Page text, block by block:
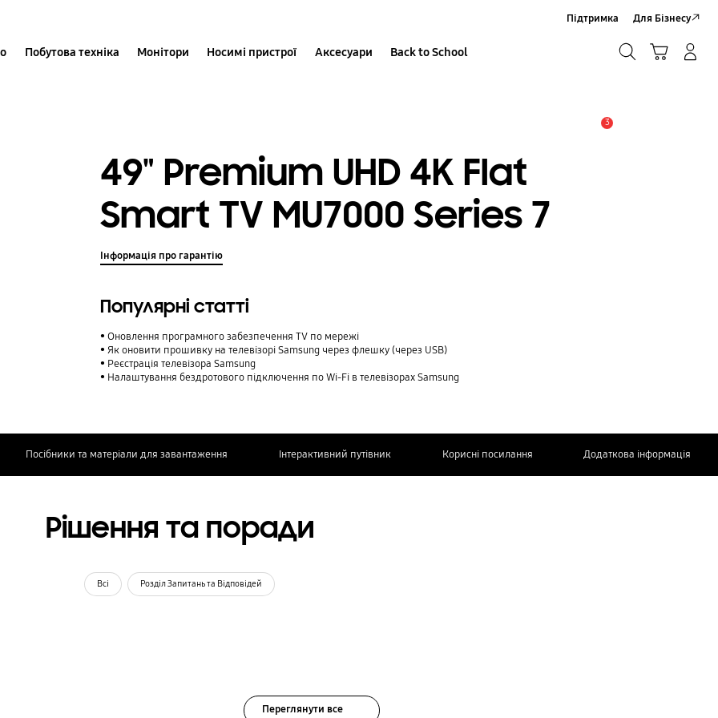
Побутова техніка Монітори Носимі пристрої Аксесуари Back to School
Підтримка Для Бізнесу
3
49" Premium UHD 4K Flat
Smart TV MU7000 Series 7
Інформація про гарантію
Популярні статті
Оновлення програмного забезпечення TV по мережі
Як оновити прошивку на телевізорі Samsung через флешку (через USB)
Реєстрація телевізора Samsung
Налаштування бездротового підключення по Wi-Fi в телевізорах Samsung
Посібники та матеріали для завантаження Інтерактивний путівник Корисні посилання Додаткова інформація
Рішення та поради
Всі Розділ Запитань та Відповідей
Переглянути все